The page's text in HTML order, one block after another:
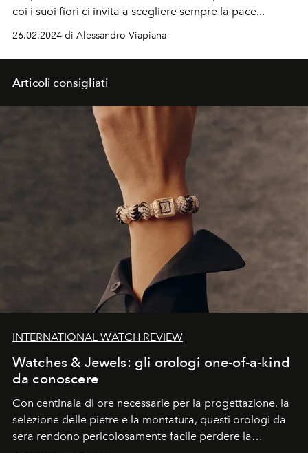
coi i suoi fiori ci invita a scegliere sempre la pace...
26.02.2024 di Alessandro Viapiana
Articoli consigliati
INTERNATIONAL WATCH REVIEW
Watches & Jewels: gli orologi one-of-a-kind
da conoscere
Con centinaia di ore necessarie per la progettazione, la
selezione delle pietre e la montatura, questi orologi da
sera rendono pericolosamente facile perdere la